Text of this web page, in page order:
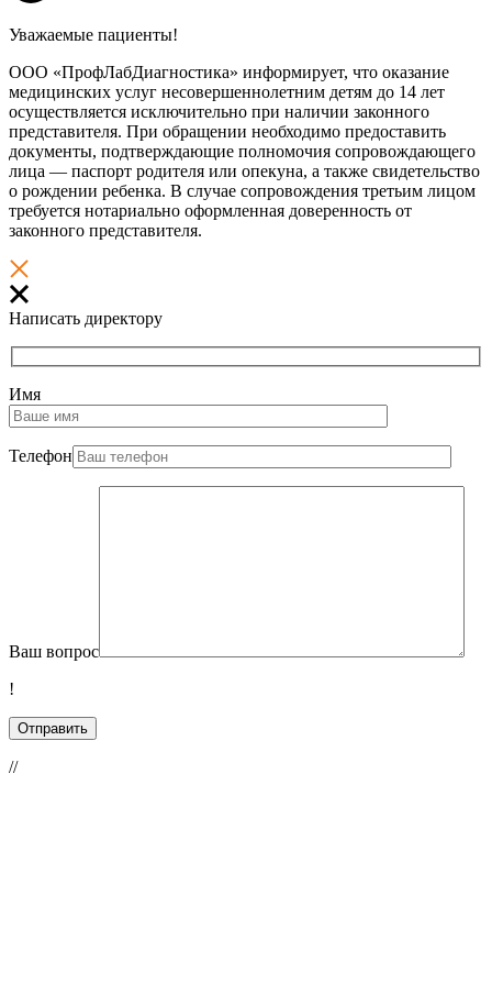
Уважаемые пациенты!
ООО «ПрофЛабДиагностика» информирует, что оказание
медицинских услуг несовершеннолетним детям до 14 лет
осуществляется исключительно при наличии законного
представителя. При обращении необходимо предоставить
документы, подтверждающие полномочия сопровождающего
лица — паспорт родителя или опекуна, а также свидетельство
о рождении ребенка. В случае сопровождения третьим лицом
требуется нотариально оформленная доверенность от
законного представителя.
Написать директору
Имя
Телефон
Ваш вопрос
!
//